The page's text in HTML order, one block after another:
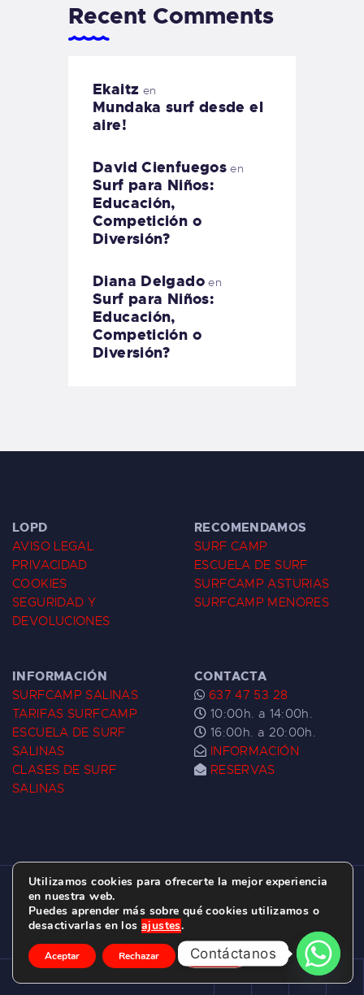
Recent Comments
Ekaitz en
Mundaka surf desde el
aire!
David Cienfuegos en
Surf para Niños:
Educación,
Competición o
Diversión?
Diana Delgadoen
Surf para Niños:
Educación,
Competición o
Diversión?
LOPD
AVISO LEGAL
PRIVACIDAD
COOKIES
SEGURIDAD Y
DEVOLUCIONES
RECOMENDAMOS
SURF CAMP
ESCUELA DE SURF
SURFCAMP ASTURIAS
SURFCAMP MENORES
INFORMACIÓN
SURFCAMP SALINAS
TARIFAS SURFCAMP
ESCUELA DE SURF
SALINAS
CLASES DE SURF
SALINAS
CONTACTA
637 47 53 28
10:00h. a 14:00h.
16:00h. a 20:00h.
INFORMACIÓN
RESERVAS
ESCUELA DE SURF LAS DUNAS ©
C/ BERNARDO ÁLVAREZ GALAN 1, SALINAS
(ASTURIAS)
Utilizamos cookies para ofrecerte la mejor experiencia
en nuestra web.
Puedes aprender más sobre qué cookies utilizamos o
desactivarlas en los ajustes.
Aceptar Rechazar Ajustes
Contáctanos